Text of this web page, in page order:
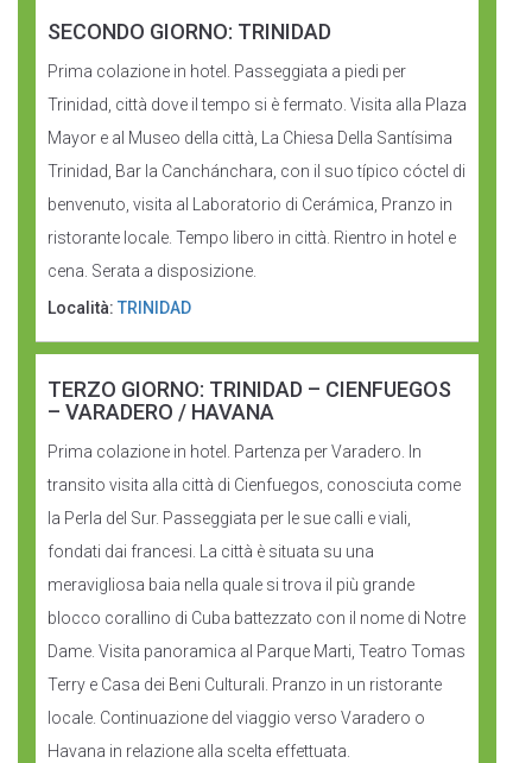
SECONDO GIORNO: TRINIDAD
Prima colazione in hotel. Passeggiata a piedi per
Trinidad, città dove il tempo si è fermato. Visita alla Plaza
Mayor e al Museo della città, La Chiesa Della Santísima
Trinidad, Bar la Canchánchara, con il suo típico cóctel di
benvenuto, visita al Laboratorio di Cerámica, Pranzo in
ristorante locale. Tempo libero in città. Rientro in hotel e
cena. Serata a disposizione.
Località: TRINIDAD
TERZO GIORNO: TRINIDAD – CIENFUEGOS
– VARADERO / HAVANA
Prima colazione in hotel. Partenza per Varadero. In
transito visita alla città di Cienfuegos, conosciuta come
la Perla del Sur. Passeggiata per le sue calli e viali,
fondati dai francesi. La città è situata su una
meravigliosa baia nella quale si trova il più grande
blocco corallino di Cuba battezzato con il nome di Notre
Dame. Visita panoramica al Parque Marti, Teatro Tomas
Terry e Casa dei Beni Culturali. Pranzo in un ristorante
locale. Continuazione del viaggio verso Varadero o
Havana in relazione alla scelta effettuata.